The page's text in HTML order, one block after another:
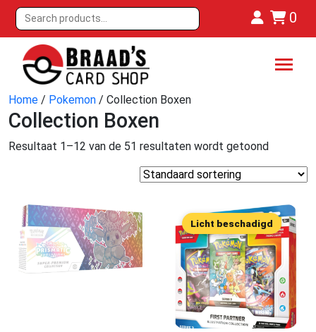
0
Home / Pokemon / Collection Boxen
Collection Boxen
Resultaat 1–12 van de 51 resultaten wordt getoond
Licht beschadigd